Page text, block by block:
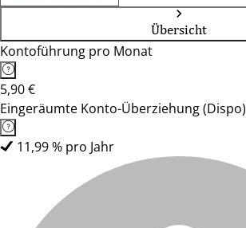
Übersicht
Kontoführung pro Monat
5,90 €
Eingeräumte Konto-Überziehung (Dispo)
11,99 % pro Jahr